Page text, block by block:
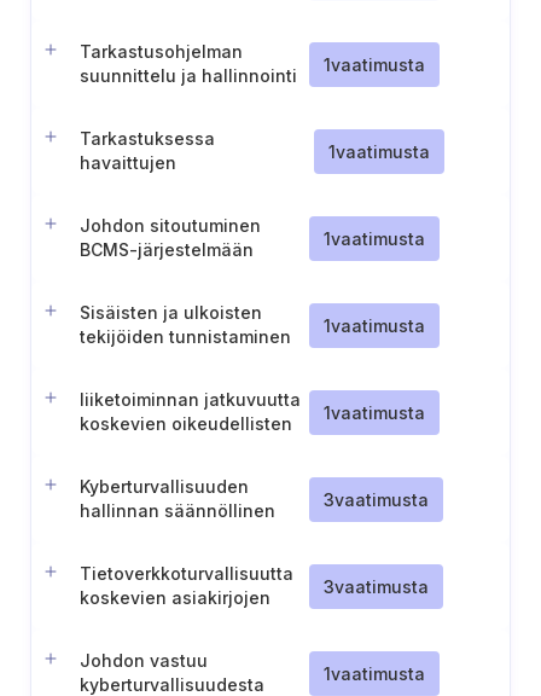
Tarkastusohjelman
suunnittelu ja hallinnointi
1vaatimusta
Tarkastuksessa
havaittujen
1vaatimusta
Johdon sitoutuminen
BCMS-järjestelmään
1vaatimusta
Sisäisten ja ulkoisten
tekijöiden tunnistaminen
varten.
1vaatimusta
liiketoiminnan jatkuvuutta
koskevien oikeudellisten
1vaatimusta
Kyberturvallisuuden
hallinnan säännöllinen
3vaatimusta
Tietoverkkoturvallisuutta
koskevien asiakirjojen
3vaatimusta
Johdon vastuu
kyberturvallisuudesta
1vaatimusta